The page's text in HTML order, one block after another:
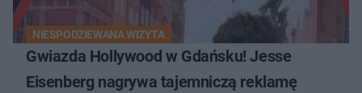
NIESPODZIEWANA WIZYTA
Gwiazda Hollywood w Gdańsku! Jesse
Eisenberg nagrywa tajemniczą reklamę